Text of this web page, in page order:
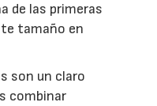
de las primeras
tamaño en
son un claro
combinar